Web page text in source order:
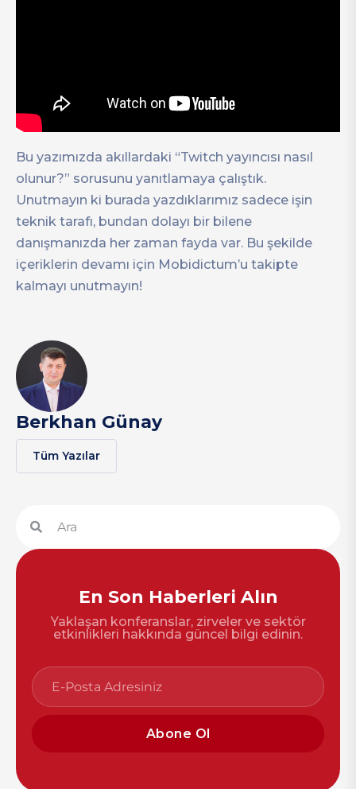
Bu yazımızda akıllardaki “Twitch yayıncısı nasıl
olunur?” sorusunu yanıtlamaya çalıştık.
Unutmayın ki burada yazdıklarımız sadece işin
teknik tarafı, bundan dolayı bir bilene
danışmanızda her zaman fayda var. Bu şekilde
içeriklerin devamı için Mobidictum’u takipte
kalmayı unutmayın!
Berkhan Günay
Tüm Yazılar
En Son Haberleri Alın
Yaklaşan konferanslar, zirveler ve sektör
etkinlikleri hakkında güncel bilgi edinin.
Abone Ol